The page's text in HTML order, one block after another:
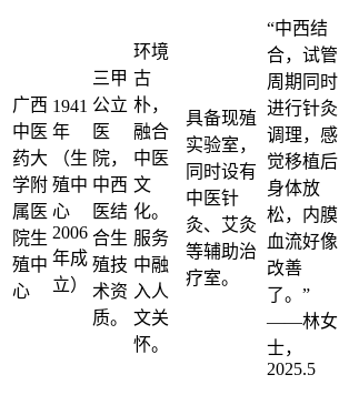
广西
中医
药大
学附
属医
院生
殖中
心
1941
年
（生
殖中
心
2006
年成
立）
三甲
公立
医
院，
中西
医结
合生
殖技
术资
质。
环境
古
朴，
融合
中医
文
化。
服务
中融
入人
文关
怀。
具备现殖
实验室，
同时设有
中医针
灸、艾灸
等辅助治
疗室。
“中西结
合，试管
周期同时
进行针灸
调理，感
觉移植后
身体放
松，内膜
血流好像
改善
了。”
——林女
士，
2025.5